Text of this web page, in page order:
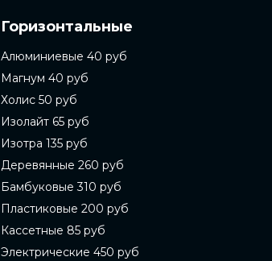
Горизонтальные
Алюминиевые 40 руб
Магнум 40 руб
Холис 50 руб
Изолайт 65 руб
Изотра 135 руб
Деревянные 260 руб
Бамбуковые 310 руб
Пластиковые 200 руб
Кассетные 85 руб
Электрические 450 руб